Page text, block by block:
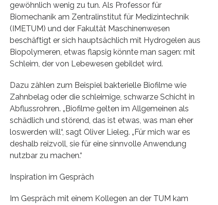
gewöhnlich wenig zu tun. Als Professor für
Biomechanik am Zentralinstitut für Medizintechnik
(IMETUM) und der Fakultät Maschinenwesen
beschäftigt er sich hauptsächlich mit Hydrogelen aus
Biopolymeren, etwas flapsig könnte man sagen: mit
Schleim, der von Lebewesen gebildet wird.
Dazu zählen zum Beispiel bakterielle Biofilme wie
Zahnbelag oder die schleimige, schwarze Schicht in
Abflussrohren. „Biofilme gelten im Allgemeinen als
schädlich und störend, das ist etwas, was man eher
loswerden will“, sagt Oliver Lieleg. „Für mich war es
deshalb reizvoll, sie für eine sinnvolle Anwendung
nutzbar zu machen.“
Inspiration im Gespräch
Im Gespräch mit einem Kollegen an der TUM kam